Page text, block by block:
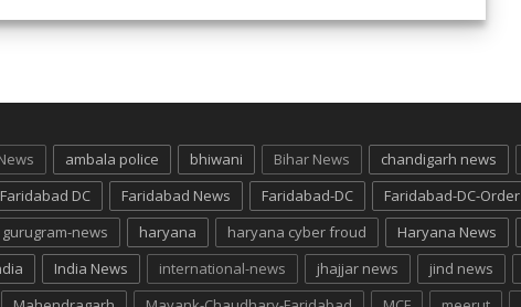
ambala police bhiwani Bihar News chandigarh news
Faridabad DC Faridabad News Faridabad-DC Faridabad-DC-Order
gurugram-news haryana haryana cyber froud Haryana News
India News international-news jhajjar news jind news